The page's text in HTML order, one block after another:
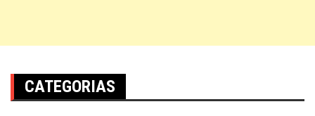
CATEGORIAS